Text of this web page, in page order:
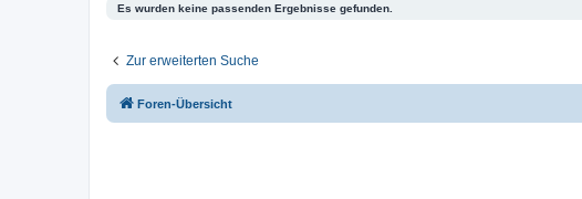
Es wurden keine passenden Ergebnisse gefunden.
Zur erweiterten Suche
Foren-Übersicht